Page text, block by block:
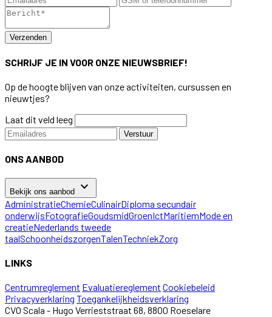
Verzenden
SCHRIJF JE IN VOOR ONZE NIEUWSBRIEF!
Op de hoogte blijven van onze activiteiten, cursussen en
nieuwtjes?
Laat dit veld leeg
Verstuur
ONS AANBOD
Bekijk ons aanbod keyboard_arrow_down
AdministratieChemieCulinairDiploma secundair
onderwijsFotografieGoudsmidGroenIctMaritiemMode en
creatieNederlands tweede
taalSchoonheidszorgenTalenTechniekZorg
LINKS
Centrumreglement Evaluatiereglement Cookiebeleid
Privacyverklaring Toegankelijkheidsverklaring
CVO Scala - Hugo Verrieststraat 68, 8800 Roeselare